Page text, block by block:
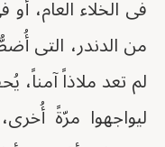
فى الخلاء العام،
من الدندر، التى
لم تعد ملاذاً آمناً،
ليواجهوا مرّةً